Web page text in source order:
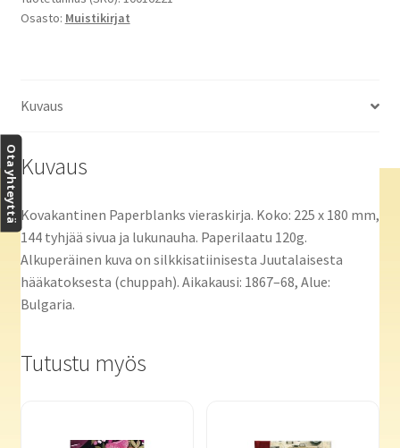
määrä
Osasto: Muistikirjat
Kuvaus
Kuvaus
Kovakantinen Paperblanks vieraskirja. Koko: 225 x 180 mm,
144 tyhjää sivua ja lukunauha. Paperilaatu 120g.
Alkuperäinen kuva on silkkisatiinisesta Juutalaisesta
hääkatoksesta (chuppah). Aikakausi: 1867–68, Alue:
Bulgaria.
Tutustu myös
Ota yhteyttä